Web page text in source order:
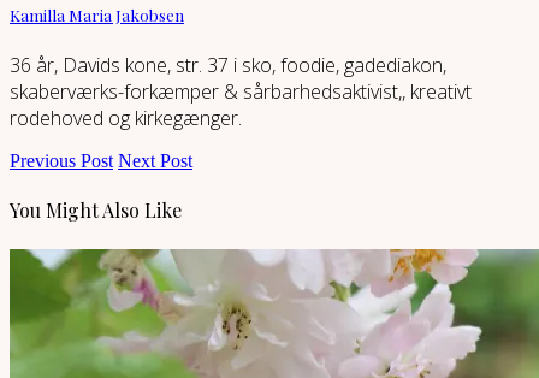
Kamilla Maria Jakobsen
36 år, Davids kone, str. 37 i sko, foodie, gadediakon,
skaberværks-forkæmper & sårbarhedsaktivist,, kreativt
rodehoved og kirkegænger.
Previous Post Next Post
You Might Also Like